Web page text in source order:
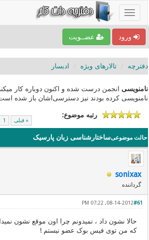
ورود عضــویت
دفترچه تالارهای ویژه ادبسار
نامنویسی انجمن درست شده و اکنون دوباره کار
نامنویسی کرده بودند نیز دسترسی‌اشان باز شده
« قبلی 1
رتبه موضوع:
حالت موضوعیساختارشناسی زبان پارسیک
sonixax
گرداننده
#61
08-14-2012, 07:22 PM
حالا نشون داد ، نمیدونم چرا اون موقع نشون
که من توی فیس بوک عضو نیستم !